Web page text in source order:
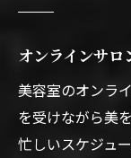
オンラインサ
美容室のオンラ
を受けながら美
忙しいスケジュ